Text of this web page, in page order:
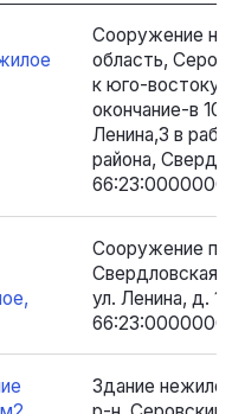
Сооружение
область,
к юго-востоку
окончание-в
Ленина,3 в
района,
Сооружение
Свердловская
ул. Ленина, д. 1.
Здание нежилое